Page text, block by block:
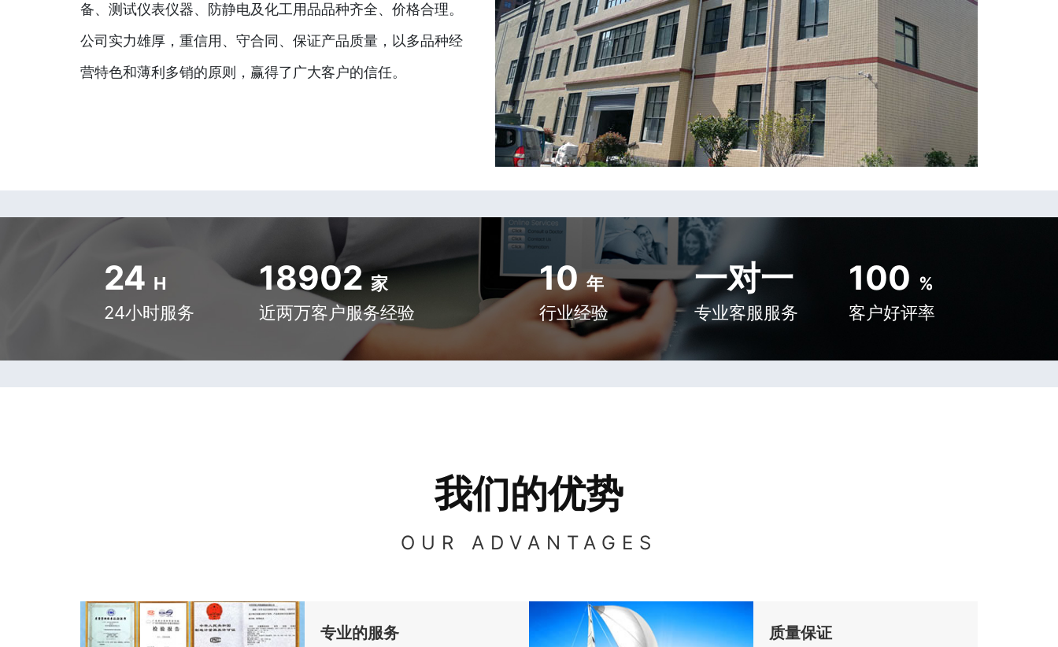
备、测试仪表仪器、防静电及化工用品品种齐全、价格合理。
公司实力雄厚，重信用、守合同、保证产品质量，以多品种经
营特色和薄利多销的原则，赢得了广大客户的信任。
24 H
24小时服务
18902 家
近两万客户服务经验
10 年
行业经验
一对一
专业客服服务
100 %
客户好评率
我们的优势
OUR ADVANTAGES
专业的服务 质量保证